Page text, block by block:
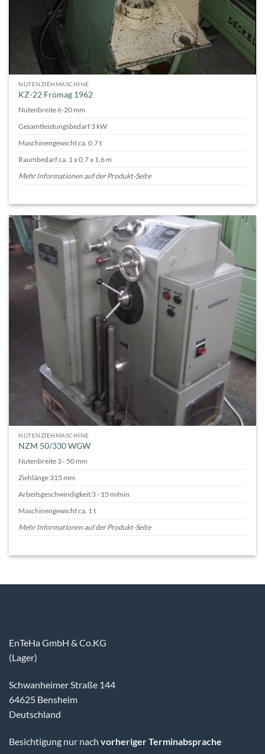
NUTENZIEHMASCHINE
KZ-22 Frömag 1962
Nutenbreite 6-20 mm
Gesamtleistungsbedarf 3 kW
Maschinengewicht ca. 0,7 t
Raumbedarf ca. 1 x 0,7 x 1,6 m
Mehr Informationen auf der Produkt-Seite
NUTENZIEHMASCHINE
NZM 50/330 WGW
Nutenbreite 3 - 50 mm
Ziehlänge 315 mm
Arbeitsgeschwindigkeit 3 - 15 m/min
Maschinengewicht ca. 1 t
Mehr Informationen auf der Produkt-Seite
EnTeHa GmbH & Co.KG
(Lager)
Schwanheimer Straße 144
64625 Bensheim
Deutschland
Besichtigung nur nach vorheriger Terminabsprache